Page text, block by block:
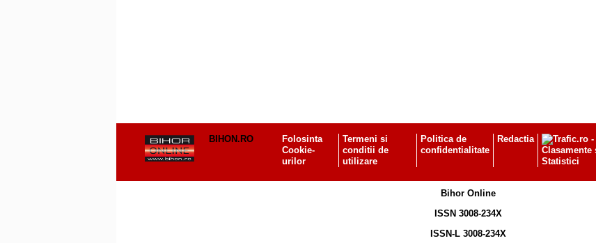
BIHON.RO
Folosinta
Cookie-
urilor
Termeni si
conditii de
utilizare
Politica de
confidentialitate
Redactia
Bihor Online
ISSN 3008-234X
ISSN-L 3008-234X